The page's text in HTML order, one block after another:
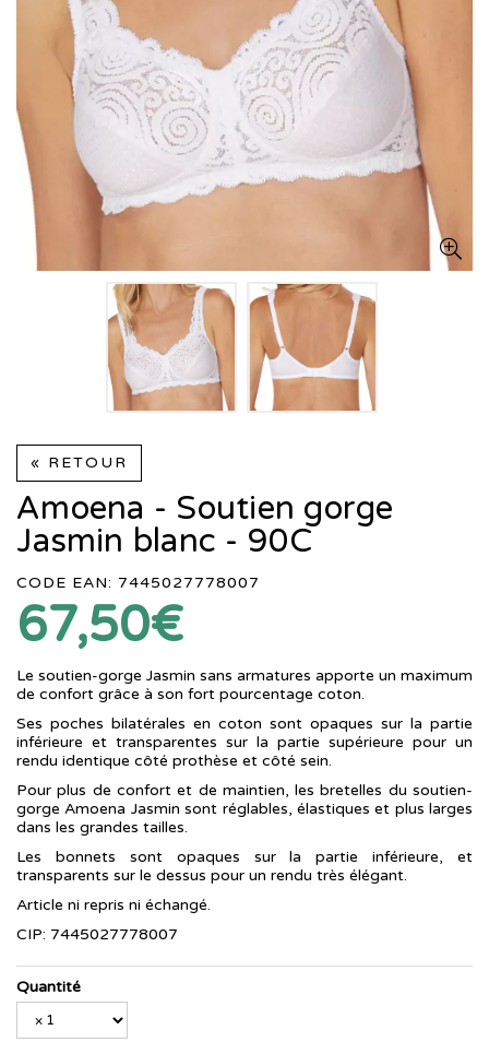
« RETOUR
Amoena - Soutien gorge
Jasmin blanc - 90C
CODE EAN: 7445027778007
67,50€
Le soutien-gorge Jasmin sans armatures apporte un maximum
de confort grâce à son fort pourcentage coton.
Ses poches bilatérales en coton sont opaques sur la partie
inférieure et transparentes sur la partie supérieure pour un
rendu identique côté prothèse et côté sein.
Pour plus de confort et de maintien, les bretelles du soutien-
gorge Amoena Jasmin sont réglables, élastiques et plus larges
dans les grandes tailles.
Les bonnets sont opaques sur la partie inférieure, et
transparents sur le dessus pour un rendu très élégant.
Article ni repris ni échangé.
CIP: 7445027778007
Quantité